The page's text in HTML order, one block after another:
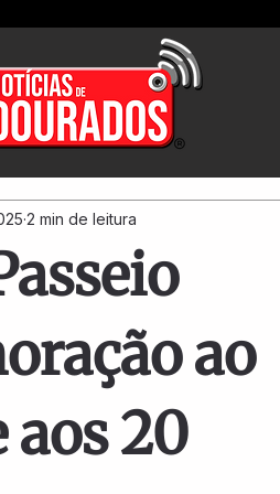
ao
20
2 min de leitura